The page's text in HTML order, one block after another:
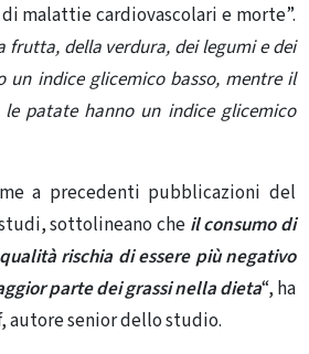
malattie cardiovascolari e morte”.
frutta, della verdura, dei legumi e dei
un indice glicemico basso, mentre il
patate hanno un indice glicemico
a precedenti pubblicazioni del
sottolineano che il consumo di
rischia di essere più negativo
parte dei grassi nella dieta“, ha
autore senior dello studio.